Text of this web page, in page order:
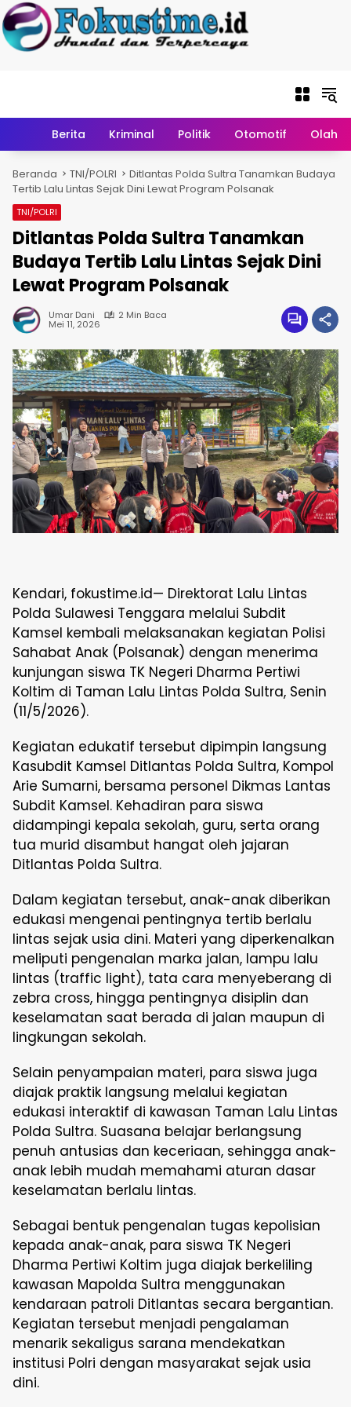
HomeBerita Kriminal Politik Otomotif
Beranda TNI/POLRI
Ditlantas Polda Sultra Tanamkan Budaya
Tertib Lalu Lintas Sejak Dini Lewat Program Polsanak
TNI/POLRI
Ditlantas Polda Sultra Tanamkan
Budaya Tertib Lalu Lintas Sejak Dini
Lewat Program Polsanak
Umar Dani 2 Min Baca
Mei 11, 2026
Kendari, fokustime.id— Direktorat Lalu Lintas
Polda Sulawesi Tenggara melalui Subdit
Kamsel kembali melaksanakan kegiatan Polisi
Sahabat Anak (Polsanak) dengan menerima
kunjungan siswa TK Negeri Dharma Pertiwi
Koltim di Taman Lalu Lintas Polda Sultra, Senin
(11/5/2026).
Kegiatan edukatif tersebut dipimpin langsung
Kasubdit Kamsel Ditlantas Polda Sultra, Kompol
Arie Sumarni, bersama personel Dikmas Lantas
Subdit Kamsel. Kehadiran para siswa
didampingi kepala sekolah, guru, serta orang
tua murid disambut hangat oleh jajaran
Ditlantas Polda Sultra.
Dalam kegiatan tersebut, anak-anak diberikan
edukasi mengenai pentingnya tertib berlalu
lintas sejak usia dini. Materi yang diperkenalkan
meliputi pengenalan marka jalan, lampu lalu
lintas (traffic light), tata cara menyeberang di
zebra cross, hingga pentingnya disiplin dan
keselamatan saat berada di jalan maupun di
lingkungan sekolah.
Selain penyampaian materi, para siswa juga
diajak praktik langsung melalui kegiatan
edukasi interaktif di kawasan Taman Lalu Lintas
Polda Sultra. Suasana belajar berlangsung
penuh antusias dan keceriaan, sehingga anak-
anak lebih mudah memahami aturan dasar
keselamatan berlalu lintas.
Sebagai bentuk pengenalan tugas kepolisian
kepada anak-anak, para siswa TK Negeri
Dharma Pertiwi Koltim juga diajak berkeliling
kawasan Mapolda Sultra menggunakan
kendaraan patroli Ditlantas secara bergantian.
Kegiatan tersebut menjadi pengalaman
menarik sekaligus sarana mendekatkan
institusi Polri dengan masyarakat sejak usia
dini.